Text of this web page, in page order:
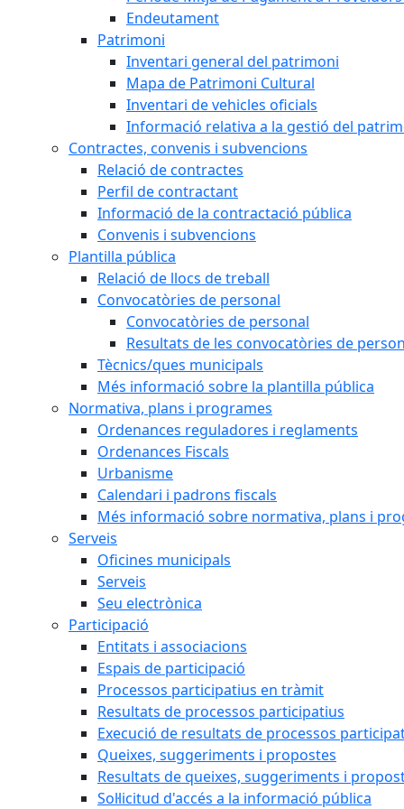
Endeutament
Patrimoni
Inventari general del patrimoni
Mapa de Patrimoni Cultural
Inventari de vehicles oficials
Informació relativa a la gestió del
Contractes, convenis i subvencions
Relació de contractes
Perfil de contractant
Informació de la contractació pública
Convenis i subvencions
Plantilla pública
Relació de llocs de treball
Convocatòries de personal
Convocatòries de personal
Resultats de les convocatòries de
Tècnics/ques municipals
Més informació sobre la plantilla pública
Normativa, plans i programes
Ordenances reguladores i reglaments
Ordenances Fiscals
Urbanisme
Calendari i padrons fiscals
Més informació sobre normativa, plans i
Serveis
Oficines municipals
Serveis
Seu electrònica
Participació
Entitats i associacions
Espais de participació
Processos participatius en tràmit
Resultats de processos participatius
Execució de resultats de processos
Queixes, suggeriments i propostes
Resultats de queixes, suggeriments i
Sol·licitud d'accés a la informació pública